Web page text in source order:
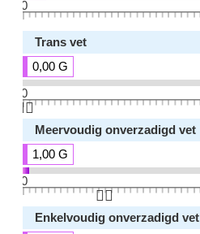
0
Trans vet
0,00 G
0
👆🏻
Meervoudig onverzadigd vet
1,00 G
0
👆🏻
Enkelvoudig onverzadigd vet